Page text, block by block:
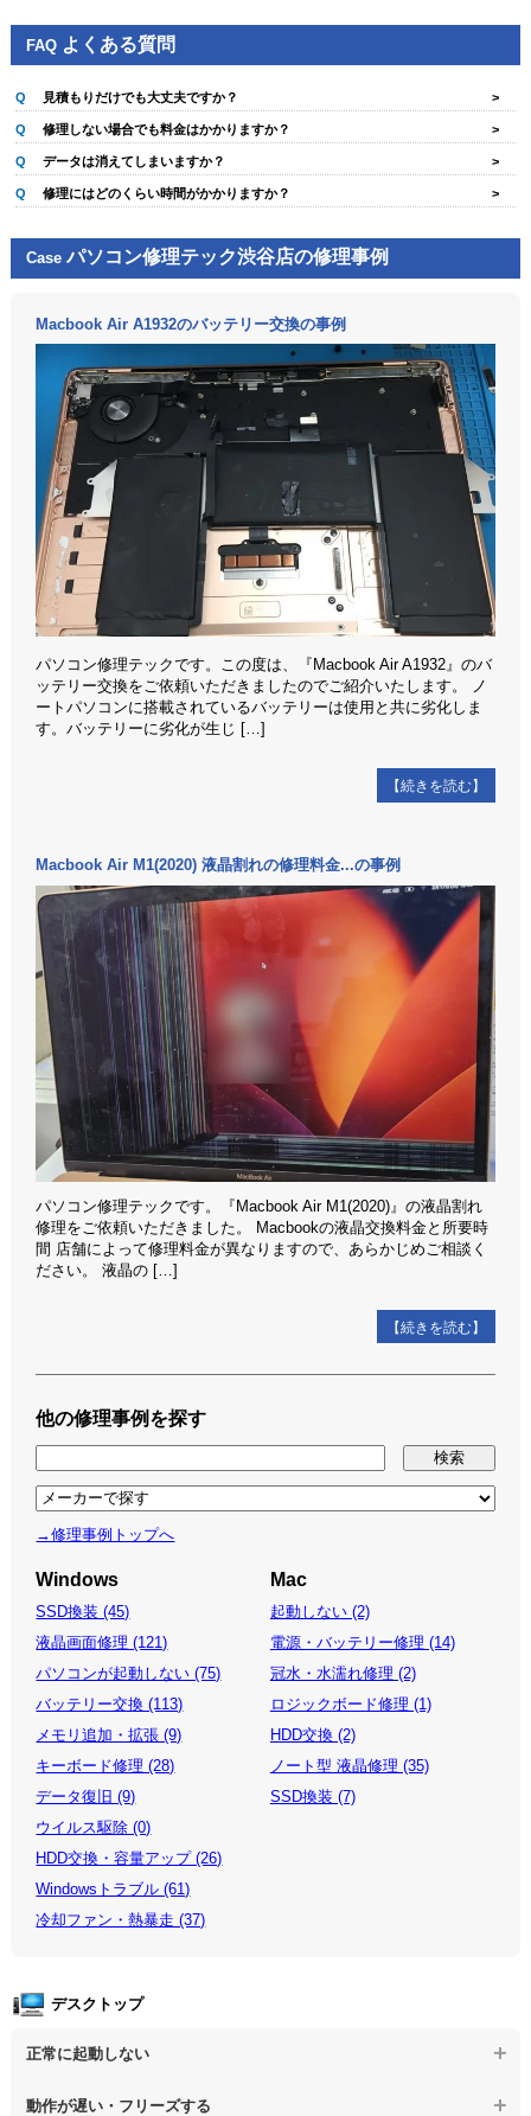
FAQ よくある質問
Q 見積もりだけでも大丈夫ですか？
A
はい。お見積もりやご相談のみでも歓迎しております。お気軽にご来店くだ
さい。
Q 修理しない場合でも料金はかかりますか？
A
症状や点検内容によって異なります。受付時に事前にご案内いたしますので
ご安心ください。
Q データは消えてしまいますか？
A
できる限りデータを残したまま修理を進めますが、症状によってはデータ保
全を優先したご案内をさせていただく場合があります。
Q 修理にはどのくらい時間がかかりますか？
Case パソコン修理テック渋谷店の修理事例
Macbook Air A1932のバッテリー交換の事例
パソコン修理テックです。この度は、『Macbook Air A1932』のバ
ッテリー交換をご依頼いただきましたのでご紹介いたします。 ノ
ートパソコンに搭載されているバッテリーは使用と共に劣化しま
す。バッテリーに劣化が生じ […]
【続きを読む】
Macbook Air M1(2020) 液晶割れの修理料金...の事例
パソコン修理テックです。『Macbook Air M1(2020)』の液晶割れ
修理をご依頼いただきました。 Macbookの液晶交換料金と所要時
間 店舗によって修理料金が異なりますので、あらかじめご相談く
ださい。 液晶の […]
【続きを読む】
他の修理事例を探す
→修理事例トップへ
Windows
SSD換装 (45)
液晶画面修理 (121)
パソコンが起動しない (75)
バッテリー交換 (113)
メモリ追加・拡張 (9)
キーボード修理 (28)
データ復旧 (9)
ウイルス駆除 (0)
HDD交換・容量アップ (26)
Windowsトラブル (61)
冷却ファン・熱暴走 (37)
Mac
起動しない (2)
電源・バッテリー修理 (14)
冠水・水濡れ修理 (2)
ロジックボード修理 (1)
HDD交換 (2)
ノート型 液晶修理 (35)
SSD換装 (7)
デスクトップ
正常に起動しない
【デスクトップPC】電源を押しても反応がない
動作が遅い・フリーズする